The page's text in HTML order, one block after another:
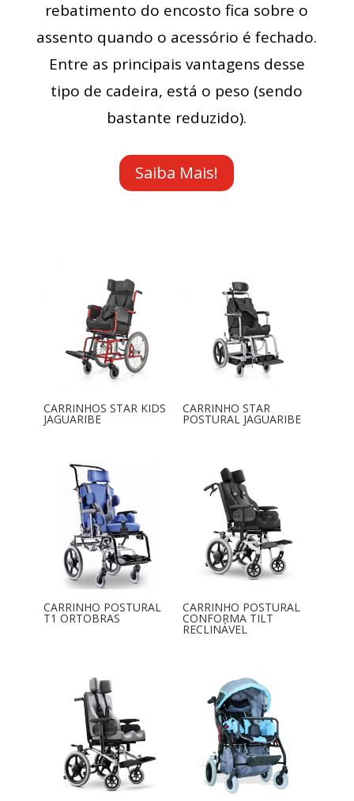
rebatimento do encosto fica sobre o
assento quando o acessório é fechado.
Entre as principais vantagens desse
tipo de cadeira, está o peso (sendo
bastante reduzido).
Saiba Mais!
CARRINHOS STAR KIDS
JAGUARIBE
CARRINHO STAR
POSTURAL JAGUARIBE
CARRINHO POSTURAL
T1 ORTOBRAS
CARRINHO POSTURAL
CONFORMA TILT
RECLINÁVEL